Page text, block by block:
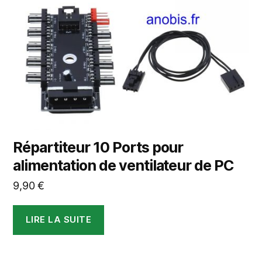
Répartiteur 10 Ports pour
alimentation de ventilateur de PC
9,90€
LIRE LA SUITE